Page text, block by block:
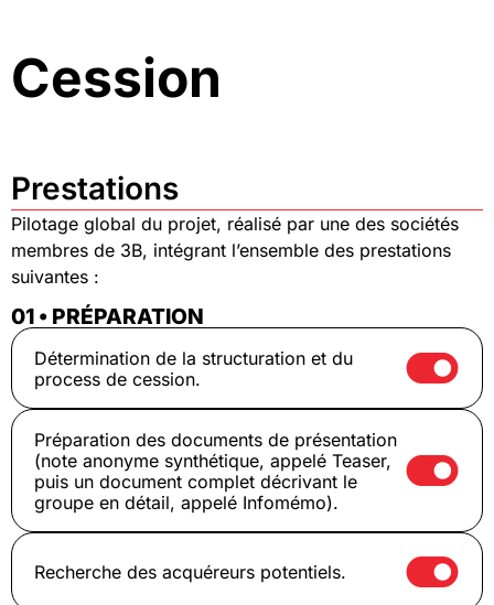
Cession
Prestations
Pilotage global du projet, réalisé par une des sociétés
membres de 3B, intégrant l’ensemble des prestations
suivantes :
01 • PRÉPARATION
Détermination de la structuration et du
process de cession.
Préparation des documents de présentation
(note anonyme synthétique, appelé Teaser,
puis un document complet décrivant le
groupe en détail, appelé Infomémo).
Recherche des acquéreurs potentiels.